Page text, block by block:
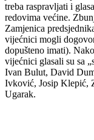
treba raspravljati i
redovima većine.
Zamjenica
vijećnici mogli
dopušteno imati).
vijećnici glasali su sa
Ivan Bulut, David
Ivković, Josip Klepić,
Ugarak.